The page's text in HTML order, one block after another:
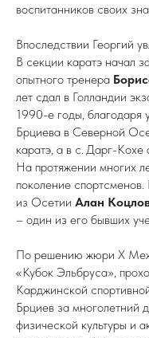
воспитанников своих
Впоследствии Георгий
В секции каратэ начал
опытного тренера
лет сдал в Голландии
1990-е годы, благодаря
Брциева в Северной
каратэ, а в с. Дарг-Кохе
На протяжении многих
поколение
из Осетии Алан
– один из его бывших
По решению жюри X
«Кубок Эльбруса»,
Карджинской
Брциев за многолетний
физической культуры и